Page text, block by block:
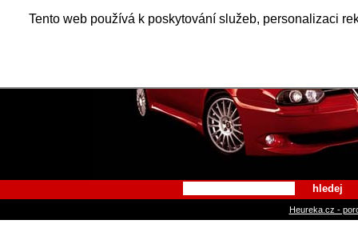
Tento web používá k poskytování služeb, personalizaci
Alfa
hledej
Heureka.cz -